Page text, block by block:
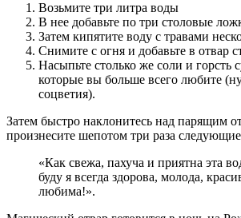
Возьмите три литра воды
В нее добавьте по три столовые
Затем кипятите воду с травами
Снимите с огня и добавьте в отвар
Насыпьте столько же соли и горсть
которые вы больше всего любите
соцветия).
Затем быстро наклонитесь над парящим
произнесите шепотом три раза
«Как свежа, пахуча и приятна эта
буду я всегда здорова, молода,
любима!».